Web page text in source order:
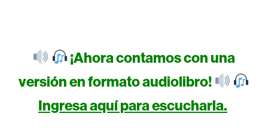
¡Ahora contamos con una
versión en formato audiolibro!
Ingresa aquí para escucharla.